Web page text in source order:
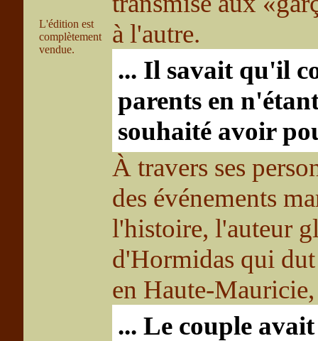
L'édition est
complètement
vendue.
à l'autre.
... Il savait qu'il
parents en
souhaité avoir
À travers ses
des événements
l'histoire, l'auteur
d'Hormidas qui
en Haute-
... Le couple